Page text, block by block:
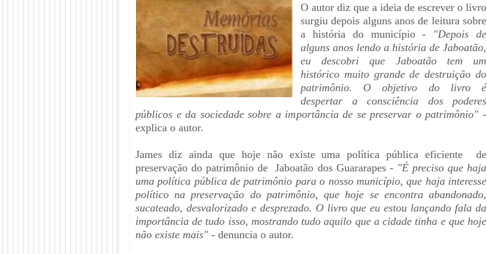
O autor diz que a ideia de escrever o livro
surgiu depois alguns anos de leitura sobre
a história do município - "Depois de
alguns anos lendo a história de Jaboatão,
eu descobri que Jaboatão tem um
histórico muito grande de destruição do
patrimônio. O objetivo do livro é
despertar a consciência dos poderes
públicos e da sociedade sobre a importância de se preservar o patrimônio" -
explica o autor.
James diz ainda que hoje não existe uma política pública eficiente de
preservação do patrimônio de Jaboatão dos Guararapes - "É preciso que haja
uma política pública de patrimônio para o nosso município, que haja interesse
político na preservação do patrimônio, que hoje se encontra abandonado,
sucateado, desvalorizado e desprezado. O livro que eu estou lançando fala da
importância de tudo isso, mostrando tudo aquilo que a cidade tinha e que hoje
não existe mais" - denuncia o autor.